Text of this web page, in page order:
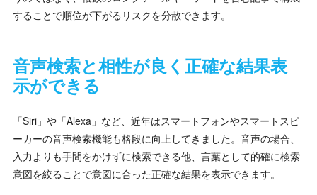
することで順位が下がるリスクを分散できます。
音声検索と相性が良く正確な結果表
示ができる
「Siri」や「Alexa」など、近年はスマートフォンやスマートスピ
ーカーの音声検索機能も格段に向上してきました。音声の場合、
入力よりも手間をかけずに検索できる他、言葉として的確に検索
意図を絞ることで意図に合った正確な結果を表示できます。